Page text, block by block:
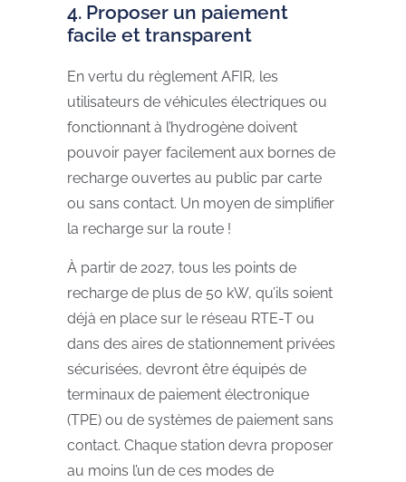
4. Proposer un paiement
facile et transparent
En vertu du règlement AFIR, les
utilisateurs de véhicules électriques ou
fonctionnant à l’hydrogène doivent
pouvoir payer facilement aux bornes de
recharge ouvertes au public par carte
ou sans contact. Un moyen de simplifier
la recharge sur la route !
À partir de 2027, tous les points de
recharge de plus de 50 kW, qu’ils soient
déjà en place sur le réseau RTE-T ou
dans des aires de stationnement privées
sécurisées, devront être équipés de
terminaux de paiement électronique
(TPE) ou de systèmes de paiement sans
contact. Chaque station devra proposer
au moins l’un de ces modes de